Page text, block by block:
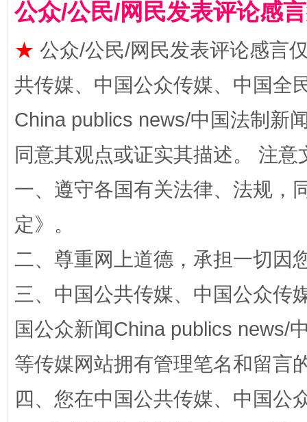
揭批美国五大"原罪" "炒
站台名比不上好声名
公众/公民/网民发表评论感
★ 公众/公民/网民发表评论感言
共传媒、中国公众传媒、中国全
China publics news/中国法制新
同意其观点或证实其描述。 注
一、遵守各国有关法律、法规，
定》。
二、尊重网上道德，承担一切因
三、中国公共传媒、中国公众传
国公众新闻China publics news/
等传媒网站拥有管理笔名和留言
四、您在中国公共传媒、中国公